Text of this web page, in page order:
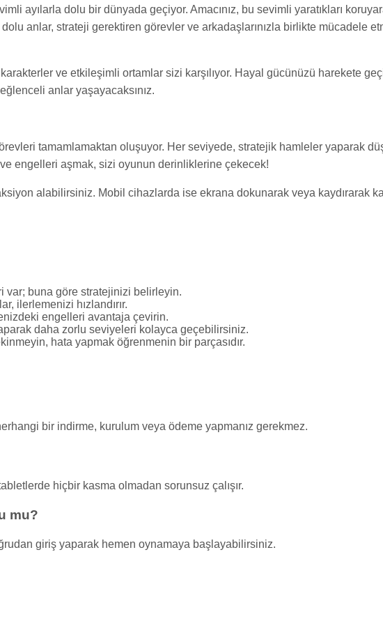
ayılarla dolu bir dünyada geçiyor. Amacınız, bu sevimli yaratıkları
anlar, strateji gerektiren görevler ve arkadaşlarınızla birlikte mücadele
ve etkileşimli ortamlar sizi karşılıyor. Hayal gücünüzü harekete
anlar yaşayacaksınız.
tamamlamaktan oluşuyor. Her seviyede, stratejik hamleler yaparak
engelleri aşmak, sizi oyunun derinliklerine çekecek!
alabilirsiniz. Mobil cihazlarda ise ekrana dokunarak veya kaydırarak
var; buna göre stratejinizi belirleyin.
ilerlemenizi hızlandırır.
engelleri avantaja çevirin.
daha zorlu seviyeleri kolayca geçebilirsiniz.
hata yapmak öğrenmenin bir parçasıdır.
bir indirme, kurulum veya ödeme yapmanız gerekmez.
hiçbir kasma olmadan sorunsuz çalışır.
mu?
giriş yaparak hemen oynamaya başlayabilirsiniz.